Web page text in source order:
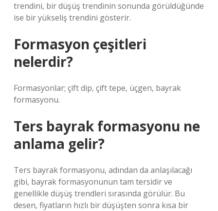
trendini, bir düşüş trendinin sonunda görüldüğünde
ise bir yükseliş trendini gösterir.
Formasyon çeşitleri
nelerdir?
Formasyonlar; çift dip, çift tepe, üçgen, bayrak
formasyonu.
Ters bayrak formasyonu ne
anlama gelir?
Ters bayrak formasyonu, adından da anlaşılacağı
gibi, bayrak formasyonunun tam tersidir ve
genellikle düşüş trendleri sırasında görülür. Bu
desen, fiyatların hızlı bir düşüşten sonra kısa bir